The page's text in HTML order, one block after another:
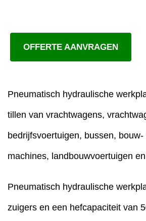
OFFERTE AANVRAGEN
Pneumatisch hydraulische
tillen van vrachtwagens,
bedrijfsvoertuigen, bussen,
machines, landbouwvoertuigen
Pneumatisch hydraulische
zuigers en een hefcapaciteit van